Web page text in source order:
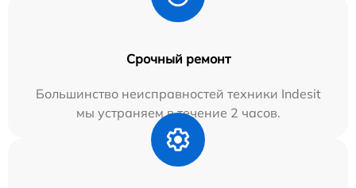
Срочный ремонт
Большинство неисправностей техники Indesit
мы устраняем в течение 2 часов.